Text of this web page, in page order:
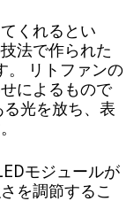
くれるとい
法で作られた
。 リトファンの
によるもので
光を放ち、表
モジュールが
を調節するこ